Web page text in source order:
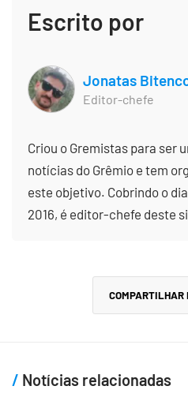
Escrito por
Jonatas
Editor-chefe
Criou o Gremistas para ser
notícias do Grêmio e tem
este objetivo. Cobrindo o
2016, é editor-chefe deste
COMPARTILHAR
Notícias relacionadas